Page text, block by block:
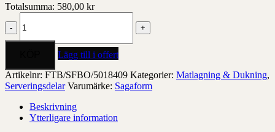
Totalsumma: 580,00 kr
vinkylare
mängd
Lägg till i offert
Artikelnr: FTB/SFBO/5018409 Kategorier: Matlagning & Dukning,
Serveringsdelar Varumärke: Sagaform
Beskrivning
Ytterligare information